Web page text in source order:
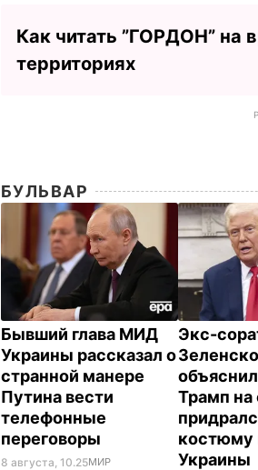
Как читать ”ГОРДОН” на
территориях
БУЛЬВАР
Бывший глава МИД
Украины рассказал о
странной манере
Путина вести
телефонные
переговоры
8 августа, 10.25МИР
Экс-
Трамп
костюму
Украины